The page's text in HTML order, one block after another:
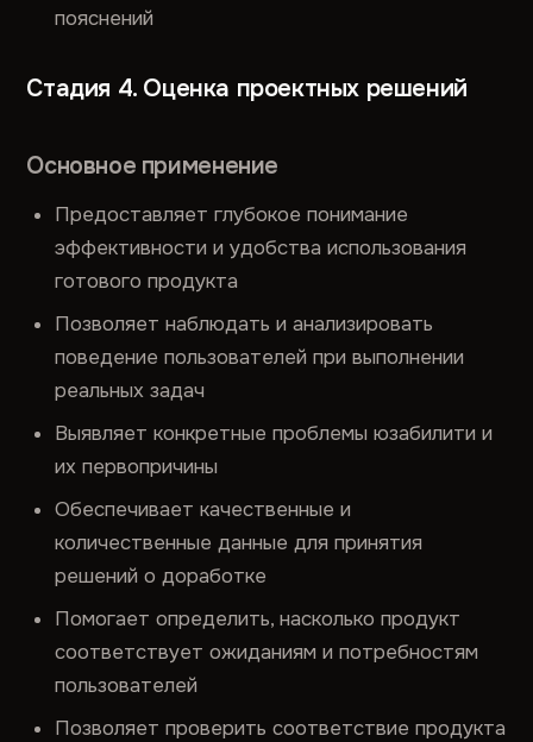
пояснений
Стадия 4. Оценка проектных решений
Основное применение
Предоставляет глубокое понимание
эффективности и удобства использования
готового продукта
Позволяет наблюдать и анализировать
поведение пользователей при выполнении
реальных задач
Выявляет конкретные проблемы юзабилити и
их первопричины
Обеспечивает качественные и
количественные данные для принятия
решений о доработке
Помогает определить, насколько продукт
соответствует ожиданиям и потребностям
пользователей
Позволяет проверить соответствие продукта